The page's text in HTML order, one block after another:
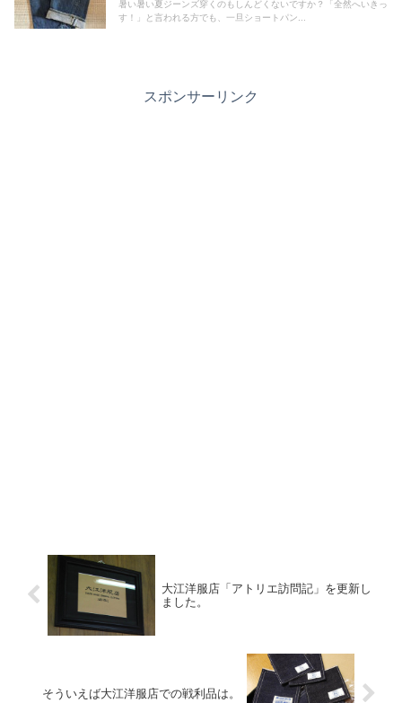
暑い暑い夏ジーンズ穿くのもしんどくないですか？「全然へいきっ
す！」と言われる方でも、一旦ショートパン...
スポンサーリンク
大江洋服店「アトリエ訪問記」を更新し
ました。
そういえば大江洋服店での戦利品は。